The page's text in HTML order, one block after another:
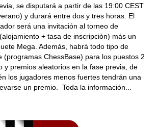
se disputará a partir de las 19:00 CEST
y durará entre dos y tres horas. El
será una invitación al torneo de
+ tasa de inscripción) más un
Mega. Además, habrá todo tipo de
(programas ChessBase) para los puestos 2
y premios aleatorios en la fase previa, de
los jugadores menos fuertes tendrán una
un premio. Toda la información...